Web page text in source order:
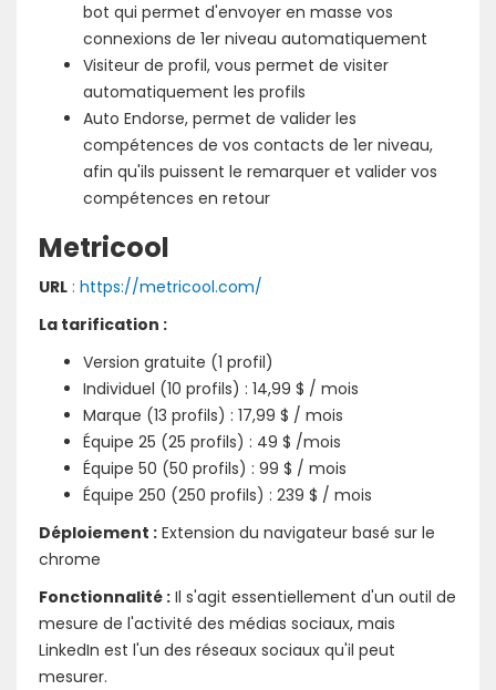
bot qui permet d'envoyer en masse vos
connexions de 1er niveau automatiquement
Visiteur de profil, vous permet de visiter
automatiquement les profils
Auto Endorse, permet de valider les
compétences de vos contacts de 1er niveau,
afin qu'ils puissent le remarquer et valider vos
compétences en retour
Metricool
URL : https://metricool.com/
La tarification :
Version gratuite (1 profil)
Individuel (10 profils) : 14,99 $ / mois
Marque (13 profils) : 17,99 $ / mois
Équipe 25 (25 profils) : 49 $ /mois
Équipe 50 (50 profils) : 99 $ / mois
Équipe 250 (250 profils) : 239 $ / mois
Déploiement : Extension du navigateur basé sur le
chrome
Fonctionnalité : Il s'agit essentiellement d'un outil de
mesure de l'activité des médias sociaux, mais
LinkedIn est l'un des réseaux sociaux qu'il peut
mesurer.